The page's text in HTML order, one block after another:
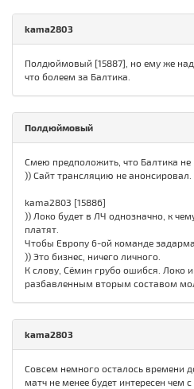
kama2803
Полдюймовый [15887], но ему же
что болеем за Балтика.
Полдюймовый
Смею предположить, что Балтика не
)) Сайт трансляцию не анонсировал.
kama2803 [15886]
)) Локо будет в ЛЧ однозначно, к
платят.
Чтобы Европу 6-ой команде
)) Это бизнес, ничего личного.
К слову, Сёмин грубо ошибся. Локо
разбавленным вторым составом
kama2803
Совсем немного осталось времени
матч не менее будет интересен